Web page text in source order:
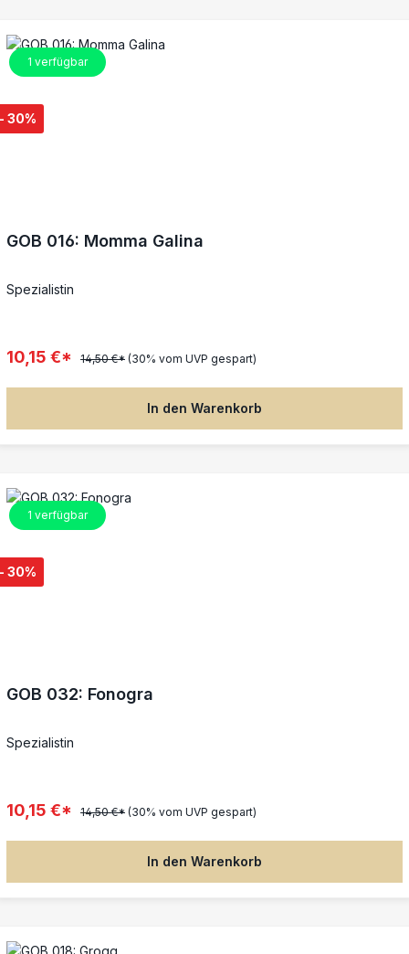
Box spart Ihr mehr als 25 % gegenüber den Einzelpreisen.
1 verfügbar
30%
GOB 016: Momma Galina
Spezialistin
10,15 €* 14,50 €* (30% vom UVP gespart)
In den Warenkorb
1 verfügbar
30%
GOB 032: Fonogra
Spezialistin
10,15 €* 14,50 €* (30% vom UVP gespart)
In den Warenkorb